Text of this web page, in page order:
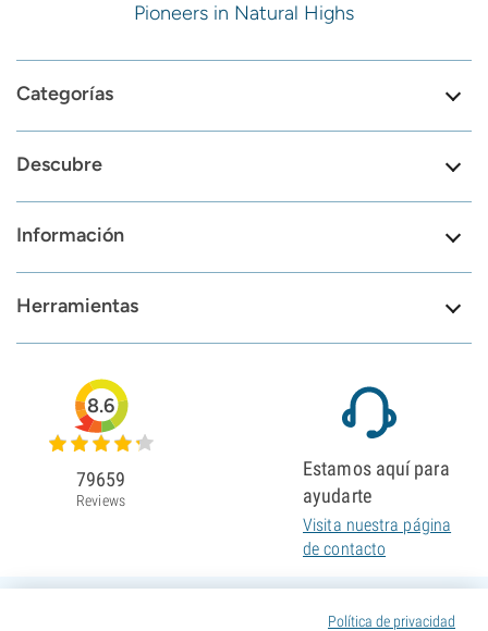
Pioneers in Natural Highs
Categorías
Descubre
Información
Herramientas
Política de privacidad
8.6
79659
Reviews
Estamos aquí para
ayudarte
Visita nuestra página
de contacto